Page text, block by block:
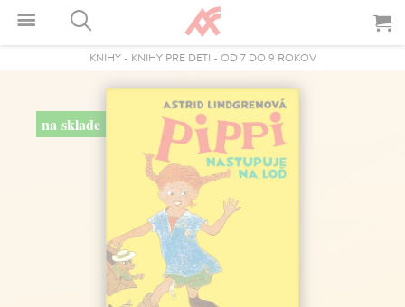
KNIHY- KNIHY PRE DETI - OD 7 DO 9 ROKOV
na sklade